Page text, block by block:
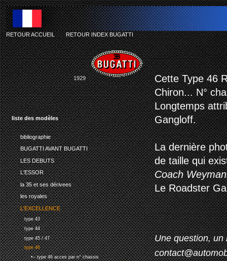
liste des modèles
bibliographie
BUGATTI AVANT BUGATTI
LES DEBUTS
L'ESSOR
la 35 et ses dérivees
les royales
L'EXCELLENCE
type 43
type 44
type 45 / 47
type 46
•-- type 46 acces par n° chassis
RETOUR ACCUEIL-RETOUR INDEX BUGATTI
1929
Cette Type 46
Chiron... N°
Longtemps
Gangloff.
La dernière
de taille qui
Coach
Le Roadster
Une question, un